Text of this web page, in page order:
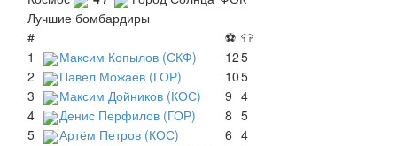
Лучшие бомбардиры
#
⚽ 👕
1
Максим Копылов (СКФ) 125
2
Павел Можаев (ГОР) 105
3
Максим Дойников (КОС) 9 4
4
Денис Перфилов (ГОР) 8 5
5
Артём Петров (КОС) 6 4